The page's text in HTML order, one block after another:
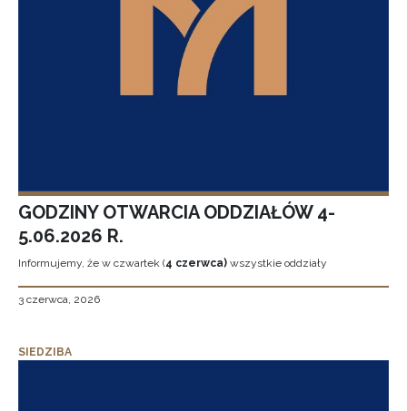
GODZINY OTWARCIA ODDZIAŁÓW 4-
5.06.2026 R.
Informujemy, że w czwartek (4 czerwca) wszystkie oddziały
3 czerwca, 2026
SIEDZIBA